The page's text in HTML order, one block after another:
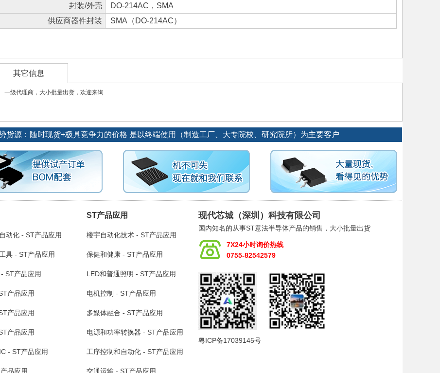
封装/外壳
DO-214AC，SMA
供应商器件封装
SMA（DO-214AC）
其它信息
一级代理商，大小批量出货，欢迎来询
货源：随时现货+极具竞争力的价格 是以终端使用（制造工厂、大专院校、研究院所）为主要客户
动化 - ST产品应用
具 - ST产品应用
ST产品应用
产品应用
产品应用
产品应用
- ST产品应用
品应用
ST产品应用
楼宇自动化技术 - ST产品应用
保健和健康 - ST产品应用
LED和普通照明 - ST产品应用
电机控制 - ST产品应用
多媒体融合 - ST产品应用
电源和功率转换器 - ST产品应用
工序控制和自动化 - ST产品应用
交通运输 - ST产品应用
现代芯城（深圳）科技有限公司
国内知名的从事ST意法半导体产品的销售，大小批量出货
7X24小时询价热线
0755-82542579
粤ICP备17039145号